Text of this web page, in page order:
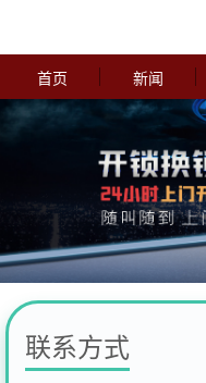
首页 新闻
联系方式